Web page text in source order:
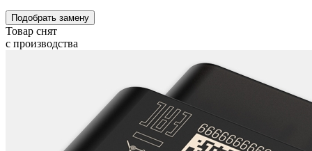
Подобрать замену
Товар снят
с производства